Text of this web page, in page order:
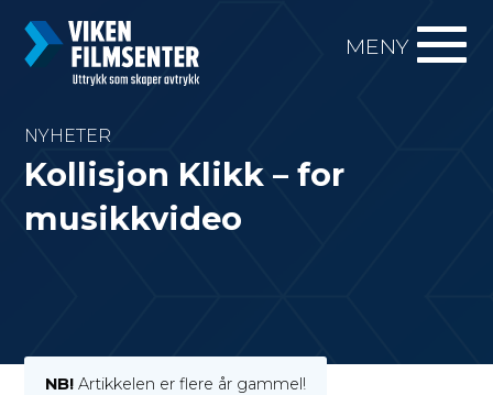
MENY
NYHETER
Kollisjon Klikk – for
musikkvideo
NB! Artikkelen er flere år gammel!